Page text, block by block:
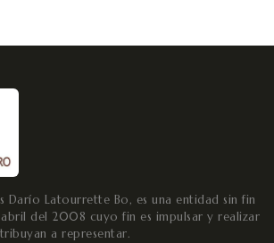
Darío Latourrette Bo, es una entidad sin fin
del 2008 cuyo fin es impulsar y realizar
a representar.